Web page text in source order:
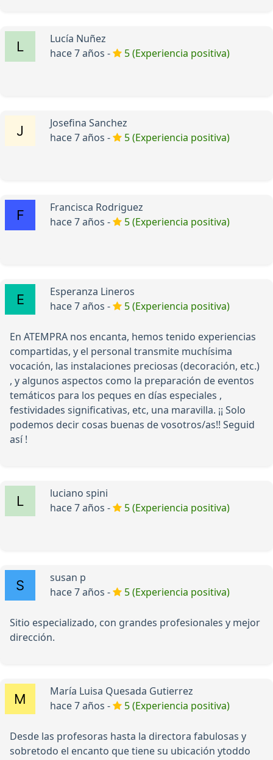
Lucía Nuñez
hace 7 años -
5 (Experiencia positiva)
Josefina Sanchez
hace 7 años -
5 (Experiencia positiva)
Francisca Rodriguez
hace 7 años -
5 (Experiencia positiva)
Esperanza Lineros
hace 7 años -
5 (Experiencia positiva)
En ATEMPRA nos encanta, hemos tenido experiencias
compartidas, y el personal transmite muchísima
vocación, las instalaciones preciosas (decoración, etc.)
, y algunos aspectos como la preparación de eventos
temáticos para los peques en días especiales ,
festividades significativas, etc, una maravilla. ¡¡ Solo
podemos decir cosas buenas de vosotros/as!! Seguid
así !
luciano spini
hace 7 años -
5 (Experiencia positiva)
susan p
hace 7 años -
5 (Experiencia positiva)
Sitio especializado, con grandes profesionales y mejor
dirección.
María Luisa Quesada Gutierrez
hace 7 años -
5 (Experiencia positiva)
Desde las profesoras hasta la directora fabulosas y
sobretodo el encanto que tiene su ubicación ytoddo